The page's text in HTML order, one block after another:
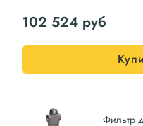
102 524 руб
Фильтр